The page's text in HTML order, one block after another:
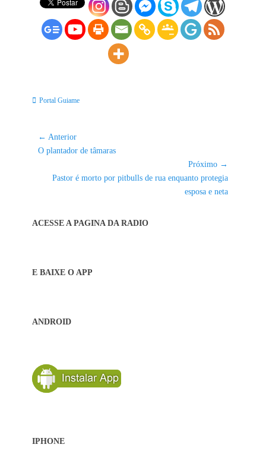
Categorias:
Portal Guiame
Navegação
de
← Anterior
Post
O plantador de tâmaras
Próximo →
Próximo
Pastor é morto por pitbulls de rua enquanto protegia
esposa e neta
ACESSE A PAGINA DA RADIO
E BAIXE O APP
ANDROID
IPHONE